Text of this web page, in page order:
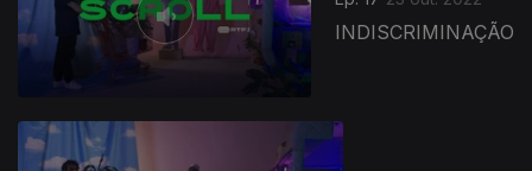
INDISCRIMINAÇÃO